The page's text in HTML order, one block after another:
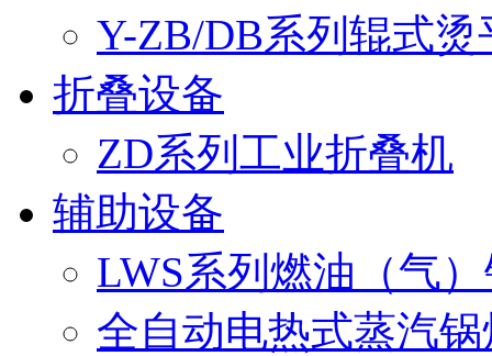
Y-ZB/DB系列辊式烫
折叠设备
ZD系列工业折叠机
辅助设备
LWS系列燃油（气
全自动电热式蒸汽锅